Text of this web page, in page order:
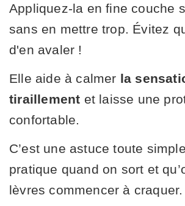
Appliquez-la en fine couche
sans en mettre trop. Évitez
d'en avaler !
Elle aide à calmer la
tiraillement et laisse une
confortable.
C’est une astuce toute
pratique quand on sort et
lèvres commencer à craquer.